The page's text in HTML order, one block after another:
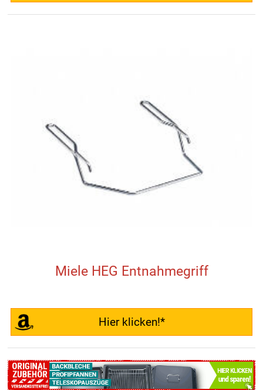
Miele HEG Entnahmegriff
Hier klicken!*